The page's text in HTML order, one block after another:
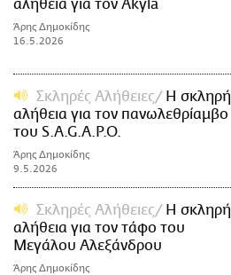
αλήθεια για τον Akyla
Άρης Δημοκίδης
16.5.2026
Σκληρές Αλήθειες
H σκληρή
αλήθεια για τον πανωλεθρίαμβο
του S.A.G.A.P.O.
Άρης Δημοκίδης
9.5.2026
Σκληρές Αλήθειες
H σκληρή
αλήθεια για τον τάφο του
Μεγάλου Αλεξάνδρου
Άρης Δημοκίδης